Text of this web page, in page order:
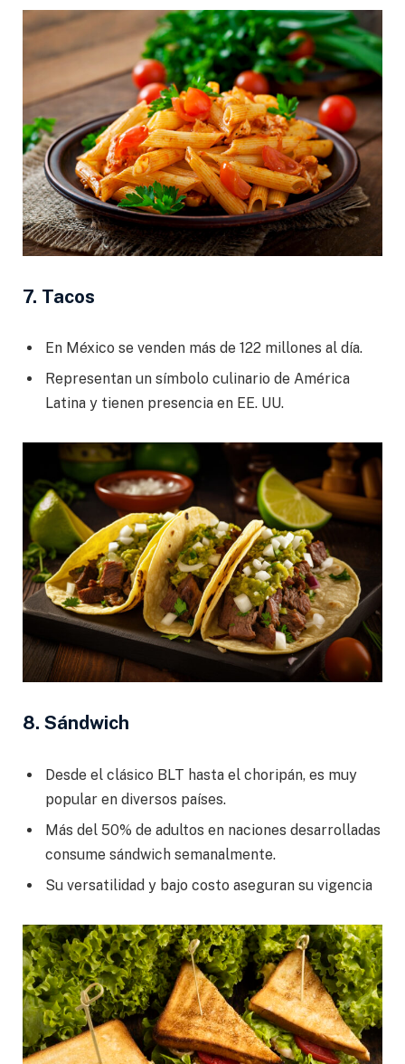
7. Tacos
En México se venden más de 122 millones al día.
Representan un símbolo culinario de América
Latina y tienen presencia en EE. UU.
8. Sándwich
Desde el clásico BLT hasta el choripán, es muy
popular en diversos países.
Más del 50% de adultos en naciones desarrolladas
consume sándwich semanalmente.
Su versatilidad y bajo costo aseguran su vigencia